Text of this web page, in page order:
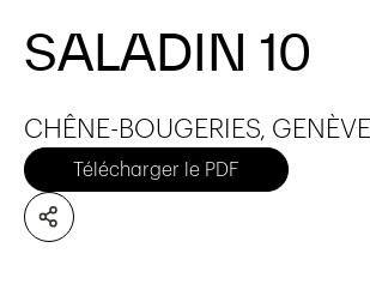
SALADIN 10
CHÊNE-BOUGERIES, GENÈVE
Télécharger le PDF